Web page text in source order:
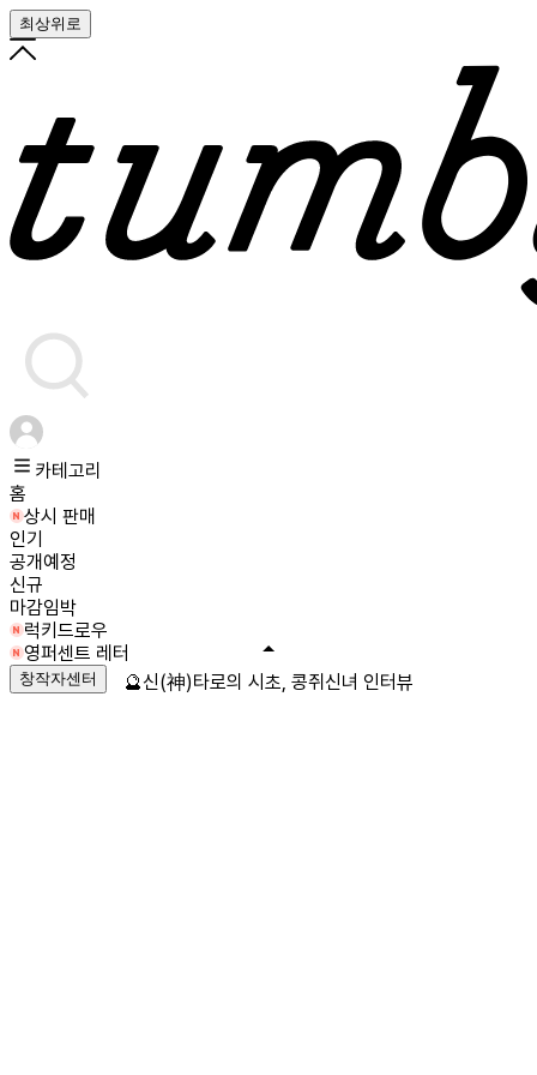
최상위로
카테고리
홈
상시 판매
인기
공개예정
신규
마감임박
럭키드로우
영퍼센트 레터
창작자센터 🔮신(神)타로의 시초, 콩쥐신녀 인터뷰